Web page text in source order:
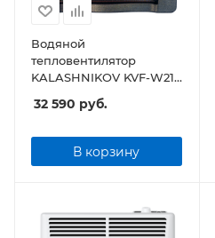
Водяной
тепловентилятор
KALASHNIKOV KVF-W21-
32 590 руб.
В корзину